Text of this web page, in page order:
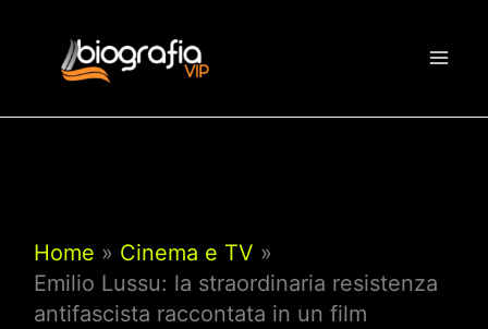
contenuto
Home
Cinema e TV
Emilio Lussu: la straordinaria resistenza
antifascista raccontata in un film